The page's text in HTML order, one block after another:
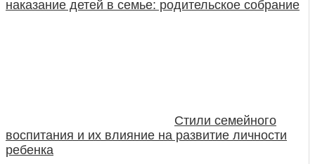
наказание детей в семье: родительское собрание
Стили семейного
воспитания и их влияние на развитие личности
ребенка